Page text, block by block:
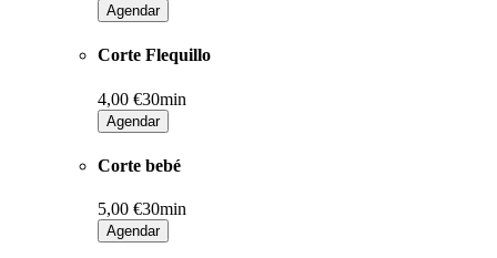
Agendar
Corte Flequillo
4,00 €30min
Agendar
Corte bebé
5,00 €30min
Agendar